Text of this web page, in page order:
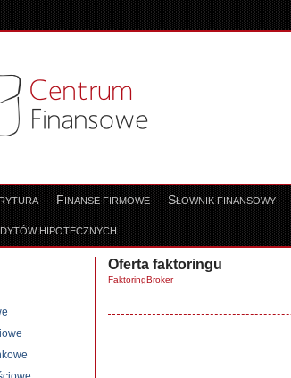
FINANSE FIRMOWE SŁOWNIK FINANSOWY
HIPOTECZNYCH
Oferta faktoringu
FaktoringBroker